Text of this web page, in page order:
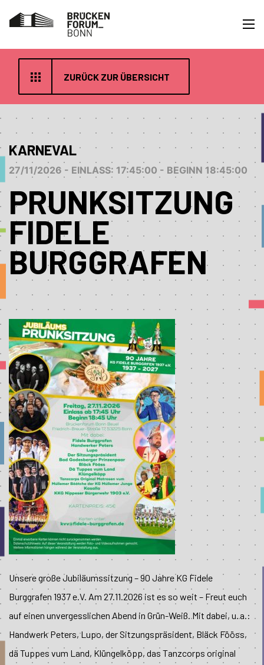
ZURÜCK ZUR ÜBERSICHT
KARNEVAL
27/11/2026 - EINLASS: 17:45:00 - BEGINN 18:45:00
PRUNKSITZUNG
FIDELE
BURGGRAFEN
Unsere große Jubiläumssitzung – 90 Jahre KG Fidele
Burggrafen 1937 e.V. Am 27.11.2026 ist es so weit – Freut euch
auf einen unvergesslichen Abend in Grün-Weiß. Mit dabei, u. a.:
Handwerk Peters, Lupo, der Sitzungspräsident, Bläck Fööss,
dä Tuppes vum Land, Klüngelköpp, das Tanzcorps original